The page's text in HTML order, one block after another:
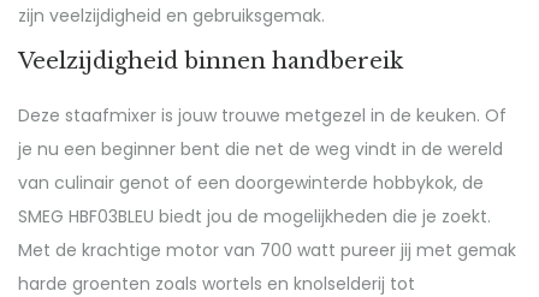
zijn veelzijdigheid en gebruiksgemak.
Veelzijdigheid binnen handbereik
Deze staafmixer is jouw trouwe metgezel in de keuken. Of
je nu een beginner bent die net de weg vindt in de wereld
van culinair genot of een doorgewinterde hobbykok, de
SMEG HBF03BLEU biedt jou de mogelijkheden die je zoekt.
Met de krachtige motor van 700 watt pureer jij met gemak
harde groenten zoals wortels en knolselderij tot